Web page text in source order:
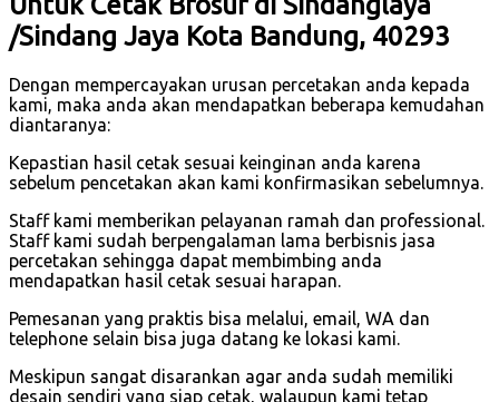
/Sindang Jaya Kota Bandung, 40293
Dengan mempercayakan urusan percetakan anda kepada
kami, maka anda akan mendapatkan beberapa kemudahan
diantaranya:
Kepastian hasil cetak sesuai keinginan anda karena
sebelum pencetakan akan kami konfirmasikan sebelumnya.
Staff kami memberikan pelayanan ramah dan professional.
Staff kami sudah berpengalaman lama berbisnis jasa
percetakan sehingga dapat membimbing anda
mendapatkan hasil cetak sesuai harapan.
Pemesanan yang praktis bisa melalui, email, WA dan
telephone selain bisa juga datang ke lokasi kami.
Meskipun sangat disarankan agar anda sudah memiliki
desain sendiri yang siap cetak, walaupun kami tetap